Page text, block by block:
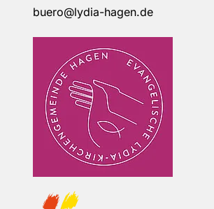
buero@lydia-hagen.de